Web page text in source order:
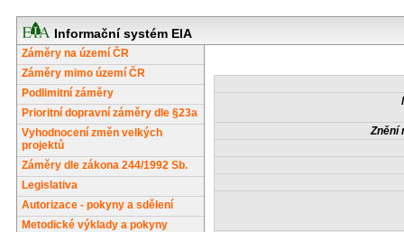
Informační systém EIA
Záměry na území ČR
Záměry mimo území ČR
Podlimitní záměry
Prioritní dopravní záměry dle §23a
Vyhodnocení změn velkých
projektů
Záměry dle zákona 244/1992 Sb.
Legislativa
Autorizace - pokyny a sdělení
Metodické výklady a pokyny
Znění